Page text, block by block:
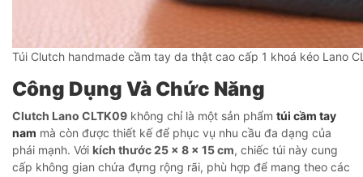
Túi Clutch handmade cầm tay da thật cao cấp 1 khoá kéo Lano
Công Dụng Và Chức Năng
Clutch Lano CLTK09 không chỉ là một sản phẩm túi cầm tay
nam mà còn được thiết kế để phục vụ nhu cầu đa dạng của
phái mạnh. Với kích thước 25 x 8 x 15 cm, chiếc túi này cung
cấp không gian chứa đựng rộng rãi, phù hợp để mang theo các